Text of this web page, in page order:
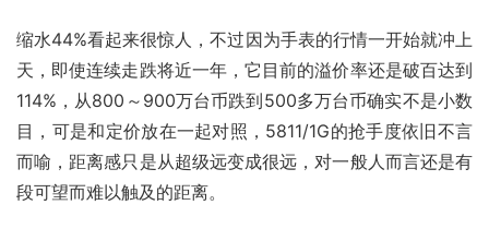
缩水44%看起来很惊人，不过因为手表的行情一开始就冲上
天，即使连续走跌将近一年，它目前的溢价率还是破百达到
114%，从800～900万台币跌到500多万台币确实不是小数
目，可是和定价放在一起对照，5811/1G的抢手度依旧不言
而喻，距离感只是从超级远变成很远，对一般人而言还是有
段可望而难以触及的距离。